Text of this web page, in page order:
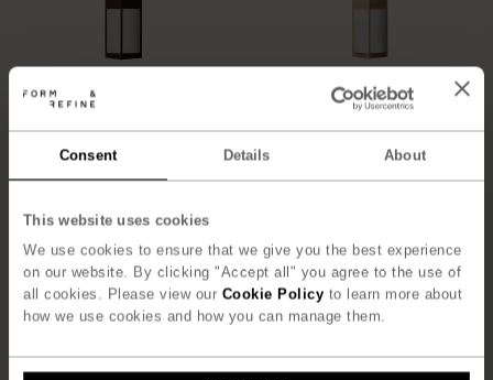
Consent Details About
This website uses cookies
We use cookies to ensure that we give you the best experience
on our website. By clicking "Accept all" you agree to the use of
all cookies. Please view our Cookie Policy to learn more about
how we use cookies and how you can manage them.
Andon Pendel Medium
Dark Brown Ash
3.095kr. 3.095kr.